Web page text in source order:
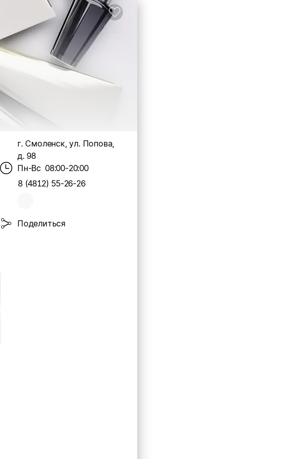
г. Смоленск, ул. Попова,
д. 98
Пн-Вс 08:00-20:00
8 (4812) 55-26-26
Поделиться